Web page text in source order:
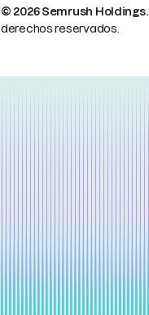
© 2026 Semrush Holdings.
derechos reservados.